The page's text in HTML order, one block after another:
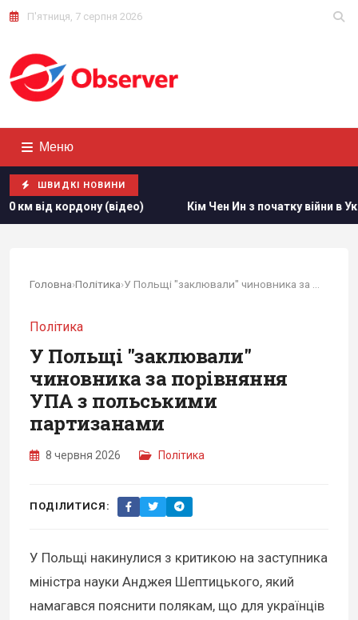
П'ятниця, 7 серпня 2026
Меню
ШВИДКІ НОВИНИ
(відео) Кім Чен Ин з початку війни в Україні
Головна›Політика›
Політика
У Польщі "заклювали"
чиновника за порівняння
УПА з польськими
партизанами
8 червня 2026 Політика
ПОДІЛИТИСЯ:
У Польщі накинулися з критикою на заступника
міністра науки Анджея Шептицького, який
намагався пояснити полякам, що для українців